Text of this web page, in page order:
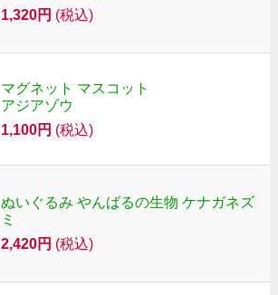
1,320円 (税込)
マグネット マスコット
アジアゾウ
1,100円 (税込)
ぬいぐるみ やんばるの生物 ケナガネズ
ミ
2,420円 (税込)